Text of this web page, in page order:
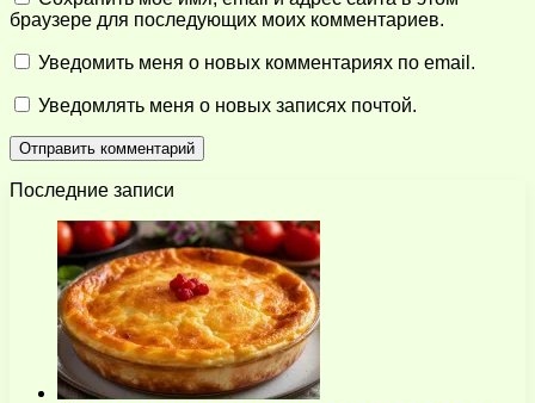
браузере для последующих моих комментариев.
Уведомить меня о новых комментариях по email.
Уведомлять меня о новых записях почтой.
Последние записи